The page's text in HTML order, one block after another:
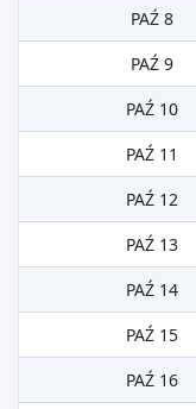
PAŹ 8
PAŹ 9
PAŹ 10
PAŹ 11
PAŹ 12
PAŹ 13
PAŹ 14
PAŹ 15
PAŹ 16